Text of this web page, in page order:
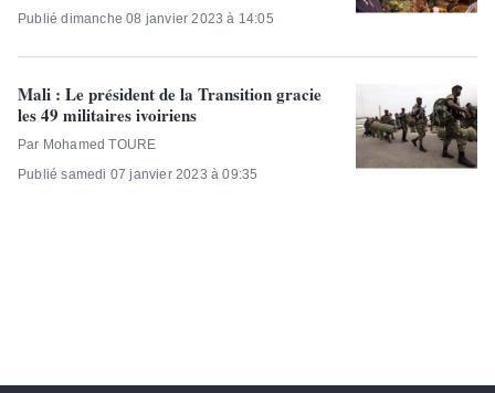
Publié dimanche 08 janvier 2023 à 14:05
Mali : Le président de la Transition gracie
les 49 militaires ivoiriens
Par Mohamed TOURE
Publié samedi 07 janvier 2023 à 09:35